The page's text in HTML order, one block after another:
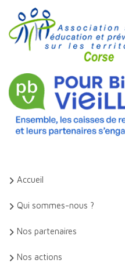
Accueil
Qui sommes-nous ?
Nos partenaires
Nos actions